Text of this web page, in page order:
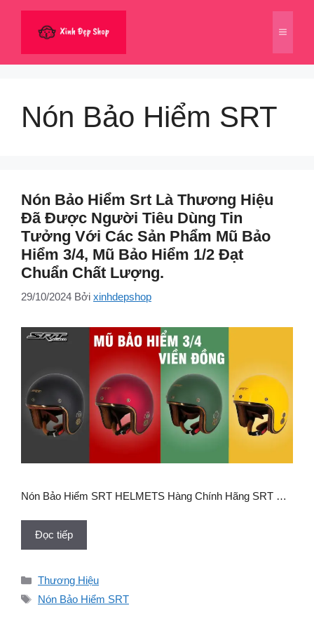
dung
Menu
Nón Bảo Hiểm SRT
Nón Bảo Hiểm Srt Là Thương Hiệu
Đã Được Người Tiêu Dùng Tin
Tưởng Với Các Sản Phẩm Mũ Bảo
Hiểm 3/4, Mũ Bảo Hiểm 1/2 Đạt
Chuẩn Chất Lượng.
29/10/2024 Bởi xinhdepshop
Nón Bảo Hiểm SRT HELMETS Hàng Chính Hãng SRT …
Đọc tiếp
Danh
mục
Thương Hiệu
Thẻ
Nón Bảo Hiểm SRT